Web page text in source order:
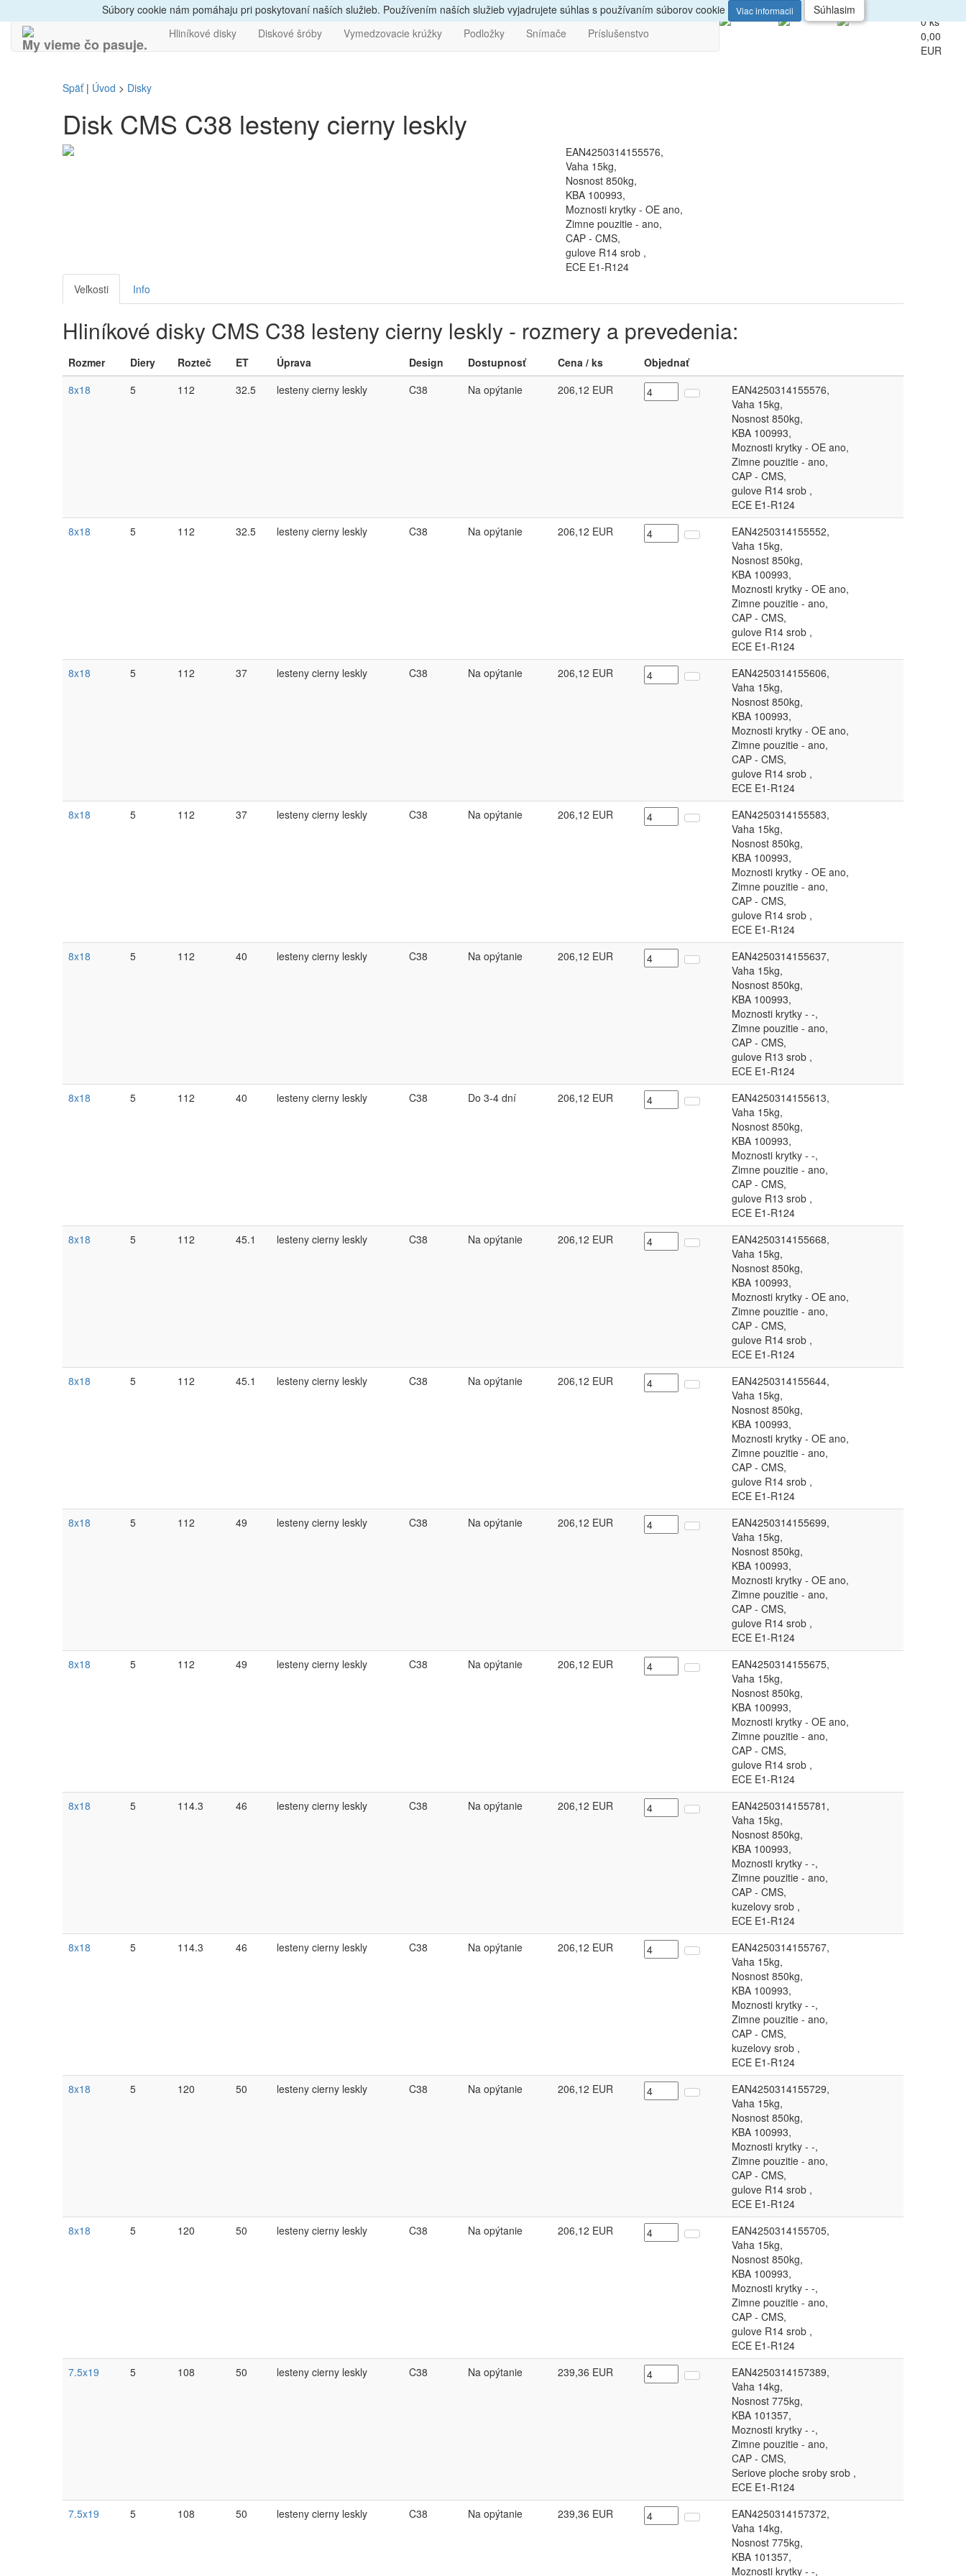
Dovoz do 24h Radivámporadíme, zavolajtenám 047/4397722 Bezpečný nákup
My vieme čo pasuje.
Hliníkové disky Diskové šróby Vymedzovacie krúžky Podložky Snímače Príslušenstvo
0 ks
0,00
EUR
Späť| Úvod > Disky
Disk CMS C38 lesteny cierny leskly
EAN4250314155576,
Vaha 15kg,
Nosnost 850kg,
KBA 100993,
Moznosti krytky - OE ano,
Zimne pouzitie - ano,
CAP - CMS,
gulove R14 srob ,
ECE E1-R124
Veľkosti
Info
Hliníkové disky CMS C38 lesteny cierny leskly - rozmery a prevedenia:
Rozmer Diery Rozteč ET Úprava Design Dostupnosť Cena / ks
Objednať
8x18
5 112 32.5 lesteny cierny leskly C38 Na opýtanie 206,12 EUR
EAN4250314155576,
Vaha 15kg,
Nosnost 850kg,
KBA 100993,
Moznosti krytky - OE ano,
Zimne pouzitie - ano,
CAP - CMS,
gulove R14 srob ,
ECE E1-R124
8x18
5 112 32.5 lesteny cierny leskly C38 Na opýtanie 206,12 EUR
EAN4250314155552,
Vaha 15kg,
Nosnost 850kg,
KBA 100993,
Moznosti krytky - OE ano,
Zimne pouzitie - ano,
CAP - CMS,
gulove R14 srob ,
ECE E1-R124
8x18
5 112 37 lesteny cierny leskly C38 Na opýtanie 206,12 EUR
EAN4250314155606,
Vaha 15kg,
Nosnost 850kg,
KBA 100993,
Moznosti krytky - OE ano,
Zimne pouzitie - ano,
CAP - CMS,
gulove R14 srob ,
ECE E1-R124
8x18
5 112 37 lesteny cierny leskly C38 Na opýtanie 206,12 EUR
EAN4250314155583,
Vaha 15kg,
Nosnost 850kg,
KBA 100993,
Moznosti krytky - OE ano,
Zimne pouzitie - ano,
CAP - CMS,
gulove R14 srob ,
ECE E1-R124
8x18
5 112 40 lesteny cierny leskly C38 Na opýtanie 206,12 EUR
EAN4250314155637,
Vaha 15kg,
Nosnost 850kg,
KBA 100993,
Moznosti krytky - -,
Zimne pouzitie - ano,
CAP - CMS,
gulove R13 srob ,
ECE E1-R124
8x18
5 112 40 lesteny cierny leskly C38 Do 3-4 dní 206,12 EUR
EAN4250314155613,
Vaha 15kg,
Nosnost 850kg,
KBA 100993,
Moznosti krytky - -,
Zimne pouzitie - ano,
CAP - CMS,
gulove R13 srob ,
ECE E1-R124
8x18
5 112 45.1 lesteny cierny leskly C38 Na opýtanie 206,12 EUR
EAN4250314155668,
Vaha 15kg,
Nosnost 850kg,
KBA 100993,
Moznosti krytky - OE ano,
Zimne pouzitie - ano,
CAP - CMS,
gulove R14 srob ,
ECE E1-R124
8x18
5 112 45.1 lesteny cierny leskly C38 Na opýtanie 206,12 EUR
EAN4250314155644,
Vaha 15kg,
Nosnost 850kg,
KBA 100993,
Moznosti krytky - OE ano,
Zimne pouzitie - ano,
CAP - CMS,
gulove R14 srob ,
ECE E1-R124
8x18
5 112 49 lesteny cierny leskly C38 Na opýtanie 206,12 EUR
EAN4250314155699,
Vaha 15kg,
Nosnost 850kg,
KBA 100993,
Moznosti krytky - OE ano,
Zimne pouzitie - ano,
CAP - CMS,
gulove R14 srob ,
ECE E1-R124
8x18
5 112 49 lesteny cierny leskly C38 Na opýtanie 206,12 EUR
EAN4250314155675,
Vaha 15kg,
Nosnost 850kg,
KBA 100993,
Moznosti krytky - OE ano,
Zimne pouzitie - ano,
CAP - CMS,
gulove R14 srob ,
ECE E1-R124
8x18
5 114.3 46 lesteny cierny leskly C38 Na opýtanie 206,12 EUR
EAN4250314155781,
Vaha 15kg,
Nosnost 850kg,
KBA 100993,
Moznosti krytky - -,
Zimne pouzitie - ano,
CAP - CMS,
kuzelovy srob ,
ECE E1-R124
8x18
5 114.3 46 lesteny cierny leskly C38 Na opýtanie 206,12 EUR
EAN4250314155767,
Vaha 15kg,
Nosnost 850kg,
KBA 100993,
Moznosti krytky - -,
Zimne pouzitie - ano,
CAP - CMS,
kuzelovy srob ,
ECE E1-R124
8x18
5 120 50 lesteny cierny leskly C38 Na opýtanie 206,12 EUR
EAN4250314155729,
Vaha 15kg,
Nosnost 850kg,
KBA 100993,
Moznosti krytky - -,
Zimne pouzitie - ano,
CAP - CMS,
gulove R14 srob ,
ECE E1-R124
8x18
5 120 50 lesteny cierny leskly C38 Na opýtanie 206,12 EUR
EAN4250314155705,
Vaha 15kg,
Nosnost 850kg,
KBA 100993,
Moznosti krytky - -,
Zimne pouzitie - ano,
CAP - CMS,
gulove R14 srob ,
ECE E1-R124
7.5x19
5 108 50 lesteny cierny leskly C38 Na opýtanie 239,36 EUR
EAN4250314157389,
Vaha 14kg,
Nosnost 775kg,
KBA 101357,
Moznosti krytky - -,
Zimne pouzitie - ano,
CAP - CMS,
Seriove ploche sroby srob ,
ECE E1-R124
7.5x19
5 108 50 lesteny cierny leskly C38 Na opýtanie 239,36 EUR
EAN4250314157372,
Vaha 14kg,
Nosnost 775kg,
KBA 101357,
Moznosti krytky - -,
Súbory cookie nám pomáhaju pri poskytovaní naších služieb. Používením naších služieb vyjadrujete súhlas s používaním súborov cookie Viac informacii Súhlasim